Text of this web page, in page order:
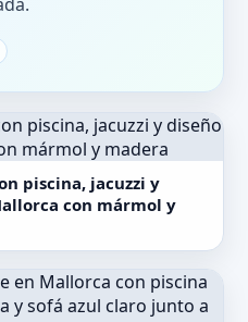
piscina, jacuzzi y
con mármol y